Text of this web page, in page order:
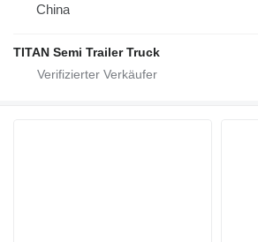
China
TITAN Semi Trailer Truck